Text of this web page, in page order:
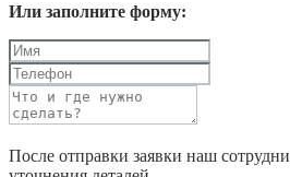
Или заполните форму:
После отправки заявки наш